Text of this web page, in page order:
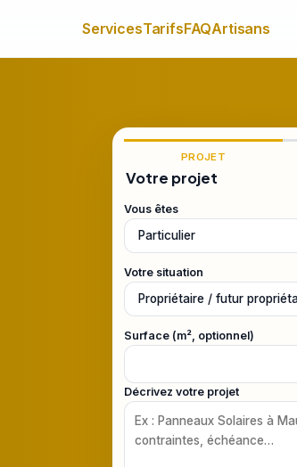
ServicesTarifsFAQArtisans
PROJET
Votre projet
Vous êtes
Votre situation
Surface (m², optionnel)
Décrivez votre projet